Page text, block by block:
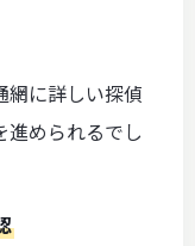
網に詳しい探偵
進められるでし